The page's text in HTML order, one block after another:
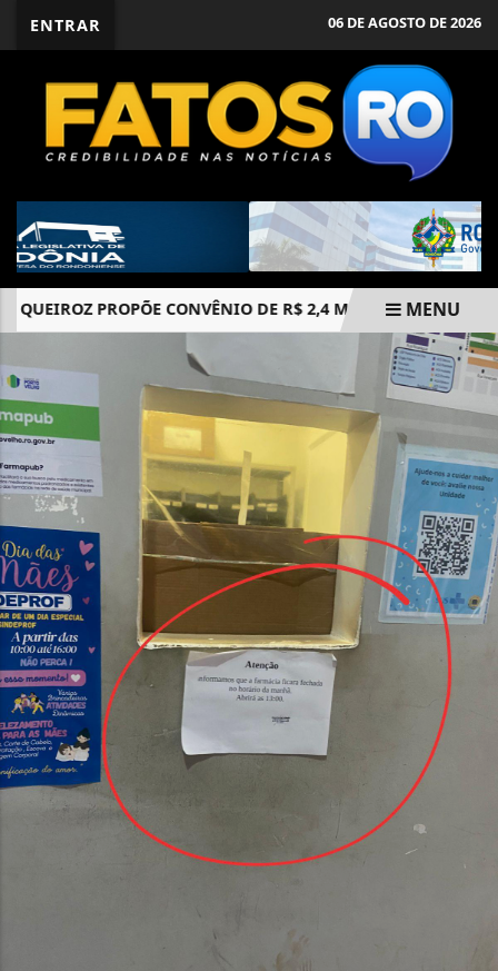
ENTRAR 06 DE AGOSTO DE 2026
PROPÕE CONVÊNIO DE R$ 2,4 MILHÕES PARAMENU